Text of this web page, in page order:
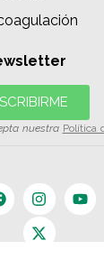
nuestra Política